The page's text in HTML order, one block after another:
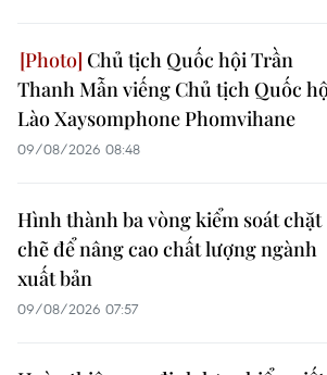
Chủ tịch Quốc hội Trần
Thanh Mẫn viếng Chủ tịch Quốc
Lào Xaysomphone Phomvihane
09/08/2026 08:48
Hình thành ba vòng kiểm soát chặt
chẽ để nâng cao chất lượng ngành
xuất bản
09/08/2026 07:57